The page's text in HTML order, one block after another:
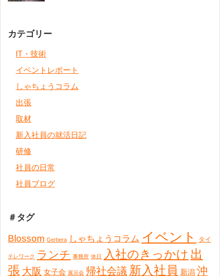
カテゴリー
IT・技術
イベントレポート
しゃちょうコラム
出張
取材
新入社員の就活日記
研修
社員の日常
社員ブログ
＃タグ
Blossom Gerbera しゃちょうコラム イベント タイ
テレワーク ランチ 事務所 休日 入社のきっかけ 出
張 大阪 女子会 展示会 帰社会議 新入社員 新潟 沖